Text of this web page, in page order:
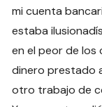
mi cuenta
estaba
en el peor de los
dinero prestado
otro trabajo de